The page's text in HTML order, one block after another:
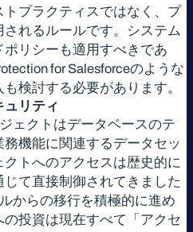
プラクティスではなく、プ
れるルールです。システム
リシーも適用すべきであ
for Salesforceのような
検討する必要があります。
ュリティ
ェクトはデータベースのテ
機能に関連するデータセッ
クトへのアクセスは歴史的に
て直接制御されてきました
からの移行を積極的に進め
投資は現在すべて「アクセ